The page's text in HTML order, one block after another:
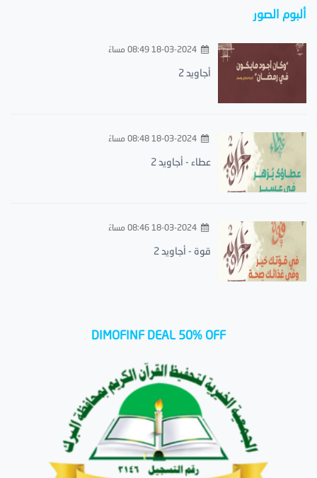
ألبوم الصور
18-03-2024 08:49 مساءً
أجاويد 2
18-03-2024 08:48 مساءً
عطاء - أجاويد 2
18-03-2024 08:46 مساءً
قوة - أجاويد 2
DIMOFINF DEAL 50% OFF